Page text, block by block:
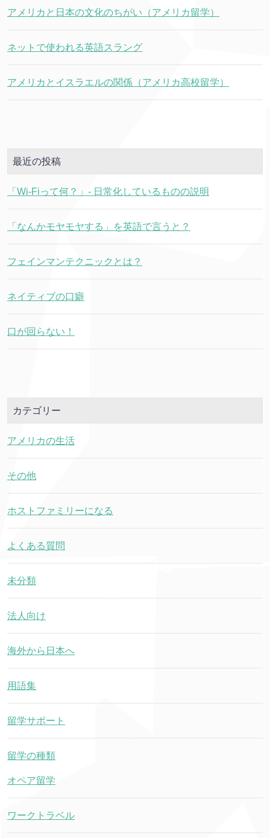
アメリカと日本の文化のちがい（アメリカ留学）
ネットで使われる英語スラング
アメリカとイスラエルの関係（アメリカ高校留学）
最近の投稿
「Wi-Fiって何？」- 日常化しているものの説明
「なんかモヤモヤする」を英語で言うと？
フェインマンテクニックとは？
ネイティブの口癖
口が回らない！
カテゴリー
アメリカの生活
その他
ホストファミリーになる
よくある質問
未分類
法人向け
海外から日本へ
用語集
留学サポート
留学の種類
オペア留学
ワークトラベル